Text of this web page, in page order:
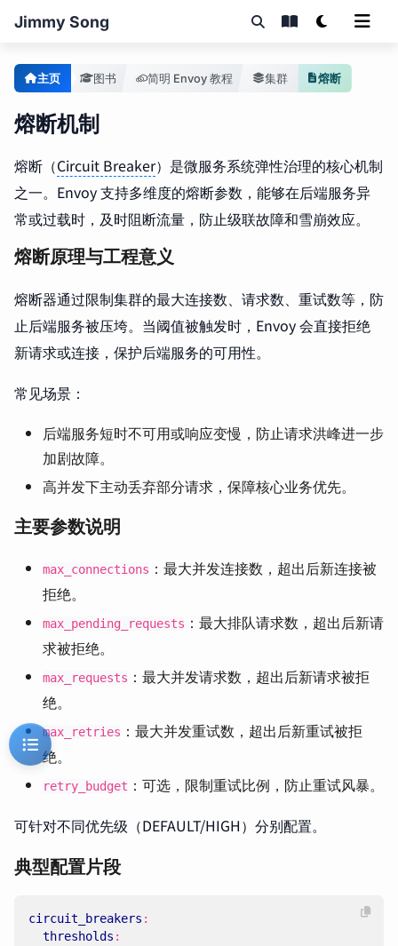
Jimmy Song
主页 图书 简明 Envoy 教程 集群 熔断
熔断机制
熔断（Circuit Breaker）是微服务系统弹性治理的核心机制
之一。Envoy 支持多维度的熔断参数，能够在后端服务异
常或过载时，及时阻断流量，防止级联故障和雪崩效应。
熔断原理与工程意义
熔断器通过限制集群的最大连接数、请求数、重试数等，防
止后端服务被压垮。当阈值被触发时，Envoy 会直接拒绝
新请求或连接，保护后端服务的可用性。
常见场景：
后端服务短时不可用或响应变慢，防止请求洪峰进一步
加剧故障。
高并发下主动丢弃部分请求，保障核心业务优先。
主要参数说明
max_connections ：最大并发连接数，超出后新连接被
拒绝。
max_pending_requests ：最大排队请求数，超出后新请
求被拒绝。
max_requests ：最大并发请求数，超出后新请求被拒
绝。
max_retries ：最大并发重试数，超出后新重试被拒
绝。
retry_budget ：可选，限制重试比例，防止重试风暴。
可针对不同优先级（DEFAULT/HIGH）分别配置。
典型配置片段
circuit_breakers :
thresholds :